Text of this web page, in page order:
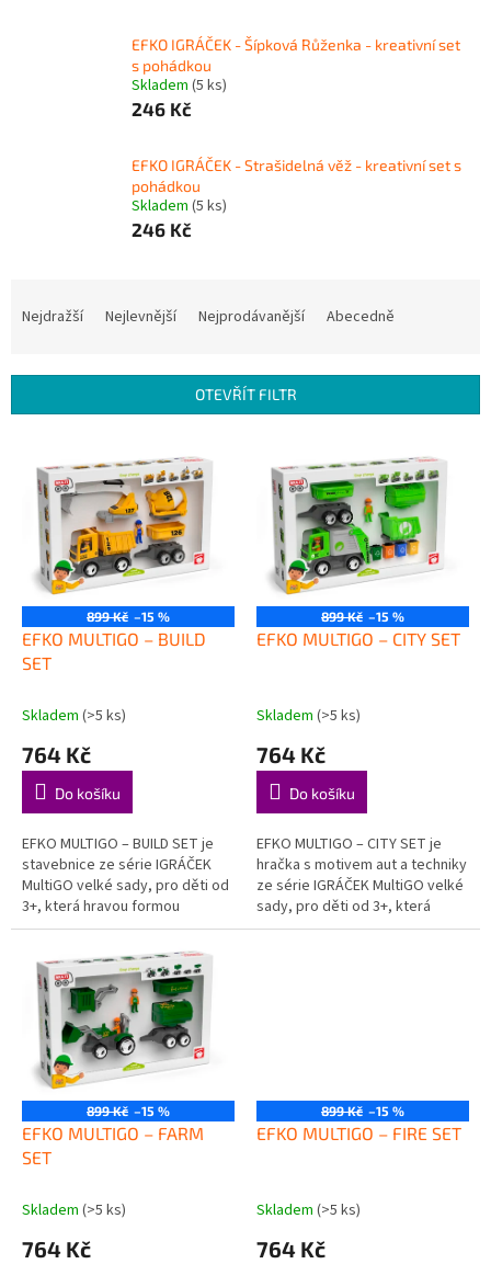
EFKO IGRÁČEK - Šípková Růženka - kreativní set
s pohádkou
Skladem (5 ks)
246 Kč
EFKO IGRÁČEK - Strašidelná věž - kreativní set s
pohádkou
Skladem (5 ks)
246 Kč
í
Nejdražší Nejlevnější Nejprodávanější Abecedně
OTEVŘÍT FILTR
899 Kč –15 %
EFKO MULTIGO – BUILD
SET
Skladem (>5 ks)
764 Kč
Do košíku
EFKO MULTIGO – BUILD SET je
stavebnice ze série IGRÁČEK
MultiGO velké sady, pro děti od
3+, která hravou formou
podporuje děti při objevování,
hraní a rozvoji důležitých...
899 Kč –15 %
EFKO MULTIGO – CITY SET
Skladem (>5 ks)
764 Kč
Do košíku
EFKO MULTIGO – CITY SET je
hračka s motivem aut a techniky
ze série IGRÁČEK MultiGO velké
sady, pro děti od 3+, která
hravou formou podporuje děti
899 Kč –15 %
EFKO MULTIGO – FARM
SET
Skladem (>5 ks)
764 Kč
899 Kč –15 %
EFKO MULTIGO – FIRE SET
Skladem (>5 ks)
764 Kč